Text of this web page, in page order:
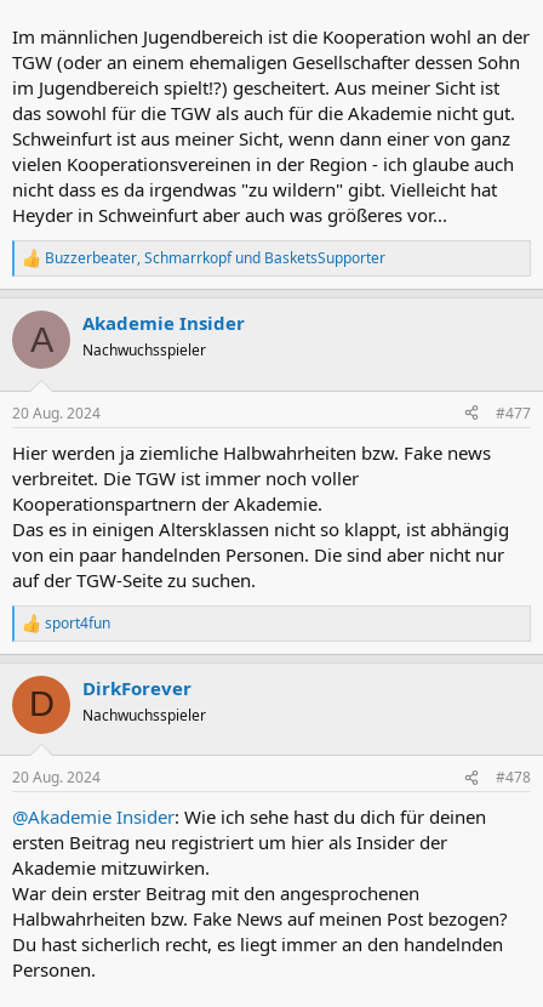
Im männlichen Jugendbereich ist die Kooperation wohl an der
TGW (oder an einem ehemaligen Gesellschafter dessen Sohn
im Jugendbereich spielt!?) gescheitert. Aus meiner Sicht ist
das sowohl für die TGW als auch für die Akademie nicht gut.
Schweinfurt ist aus meiner Sicht, wenn dann einer von ganz
vielen Kooperationsvereinen in der Region - ich glaube auch
nicht dass es da irgendwas "zu wildern" gibt. Vielleicht hat
Heyder in Schweinfurt aber auch was größeres vor...
R
e
k
i
e
:
Buzzerbeater,Schmarrkopfund BasketsSupporter
A Akademie Insider
Nachwuchsspieler
20 Aug. 2024 #477
Hier werden ja ziemliche Halbwahrheiten bzw. Fake news
verbreitet. Die TGW ist immer noch voller
Kooperationspartnern der Akademie.
Das es in einigen Altersklassen nicht so klappt, ist abhängig
von ein paar handelnden Personen. Die sind aber nicht nur
auf der TGW-Seite zu suchen.
R
e
k
i
e
:
sport4fun
D DirkForever
Nachwuchsspieler
20 Aug. 2024 #478
@Akademie Insider: Wie ich sehe hast du dich für deinen
ersten Beitrag neu registriert um hier als Insider der
Akademie mitzuwirken.
War dein erster Beitrag mit den angesprochenen
Halbwahrheiten bzw. Fake News auf meinen Post bezogen?
Du hast sicherlich recht, es liegt immer an den handelnden
Personen.